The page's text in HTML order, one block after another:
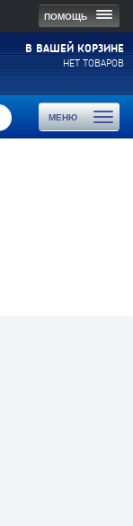
ПОМОЩЬ
В ВАШЕЙ КОРЗИНЕ
НЕТ ТОВАРОВ
МЕНЮ
Toggle